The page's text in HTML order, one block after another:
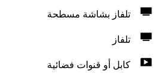
تلفاز بشاشة مسطحة
تلفاز
كابل أو قنوات فضائية